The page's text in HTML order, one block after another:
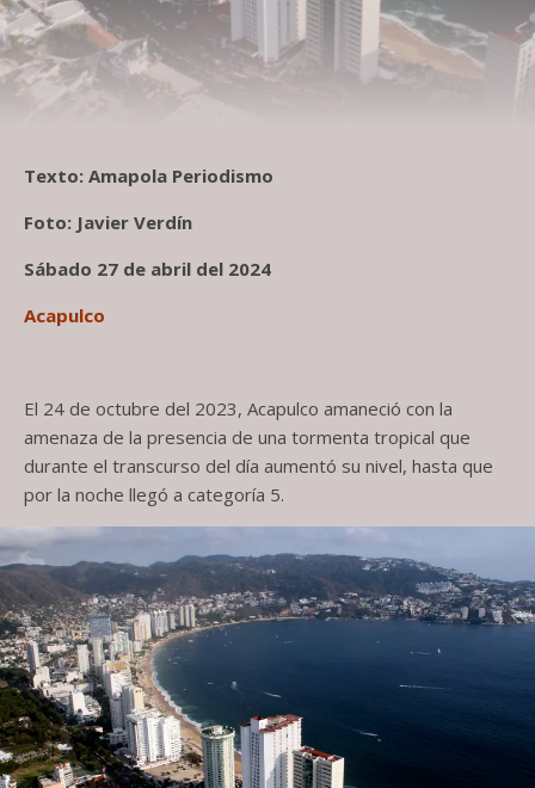
Texto: Amapola Periodismo
Foto: Javier Verdín
Sábado 27 de abril del 2024
Acapulco
El 24 de octubre del 2023, Acapulco amaneció con la
amenaza de la presencia de una tormenta tropical que
durante el transcurso del día aumentó su nivel, hasta que
por la noche llegó a categoría 5.